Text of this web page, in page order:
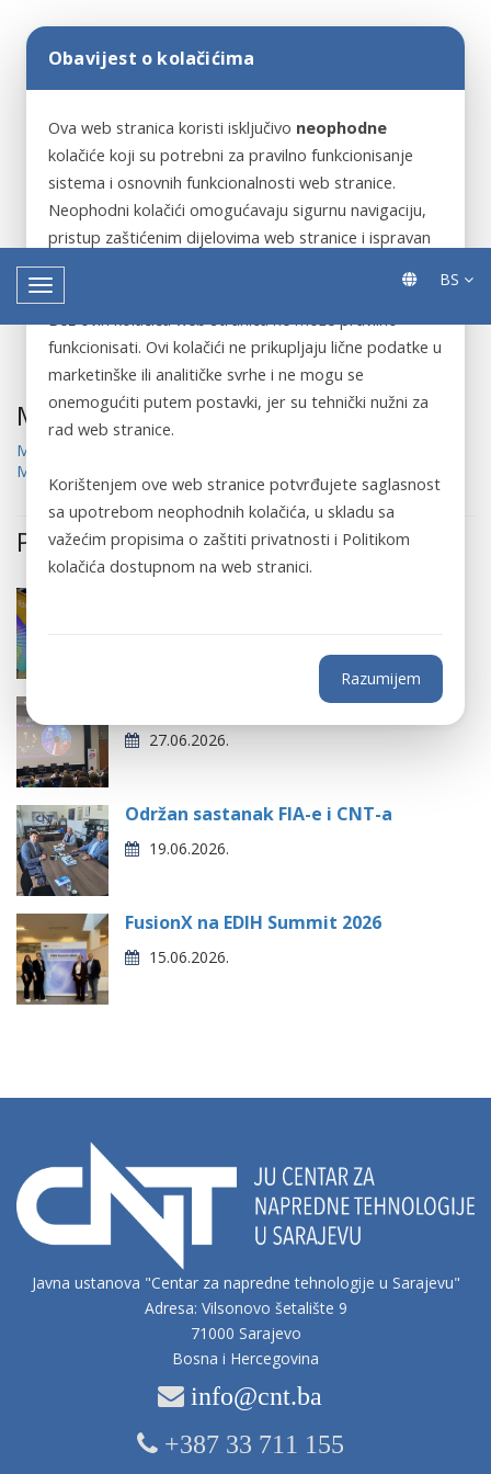
Obavijest o kolačićima
Ova web stranica koristi isključivo neophodne
kolačiće koji su potrebni za pravilno funkcionisanje
sistema i osnovnih funkcionalnosti web stranice.
Neophodni kolačići omogućavaju sigurnu navigaciju,
pristup zaštićenim dijelovima web stranice i ispravan
rad ključnih servisa.
Bez ovih kolačića web stranica ne može pravilno
funkcionisati. Ovi kolačići ne prikupljaju lične podatke u
marketinške ili analitičke svrhe i ne mogu se
onemogućiti putem postavki, jer su tehnički nužni za
rad web stranice.
Korištenjem ove web stranice potvrđujete saglasnost
sa upotrebom neophodnih kolačića, u skladu sa
važećim propisima o zaštiti privatnosti i Politikom
kolačića dostupnom na web stranici.
Razumijem
BS
Mišljenja
Mišljenje Agencije za javne nabavke 26.10.2020
Mišljenje Agencije za javne nabavke 02.12.2020
Posljednje vijesti
Učešće na S.T.A.R. Forumu
27.06.2026.
Održan sastanak FIA-e i CNT-a
19.06.2026.
FusionX na EDIH Summit 2026
15.06.2026.
Javna ustanova "Centar za napredne tehnologije u Sarajevu"
Adresa: Vilsonovo šetalište 9
71000 Sarajevo
Bosna i Hercegovina
info@cnt.ba
+387 33 711 155